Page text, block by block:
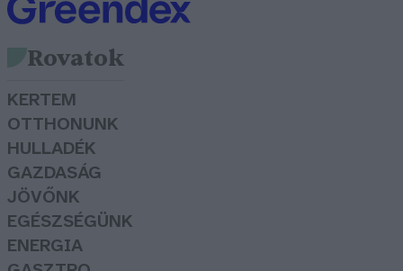
Rovatok
KERTEM
OTTHONUNK
HULLADÉK
GAZDASÁG
JÖVŐNK
EGÉSZSÉGÜNK
ENERGIA